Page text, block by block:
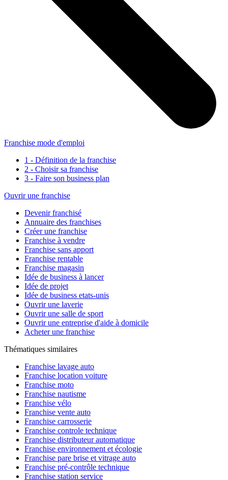
Franchise mode d'emploi
1 - Définition de la franchise
2 - Choisir sa franchise
3 - Faire son business plan
Ouvrir une franchise
Devenir franchisé
Annuaire des franchises
Créer une franchise
Franchise à vendre
Franchise sans apport
Franchise rentable
Franchise magasin
Idée de business à lancer
Idée de projet
Idée de business etats-unis
Ouvrir une laverie
Ouvrir une salle de sport
Ouvrir une entreprise d'aide à domicile
Acheter une franchise
Thématiques similaires
Franchise lavage auto
Franchise location voiture
Franchise moto
Franchise nautisme
Franchise vélo
Franchise vente auto
Franchise carrosserie
Franchise controle technique
Franchise distributeur automatique
Franchise environnement et écologie
Franchise pare brise et vitrage auto
Franchise pré-contrôle technique
Franchise station service